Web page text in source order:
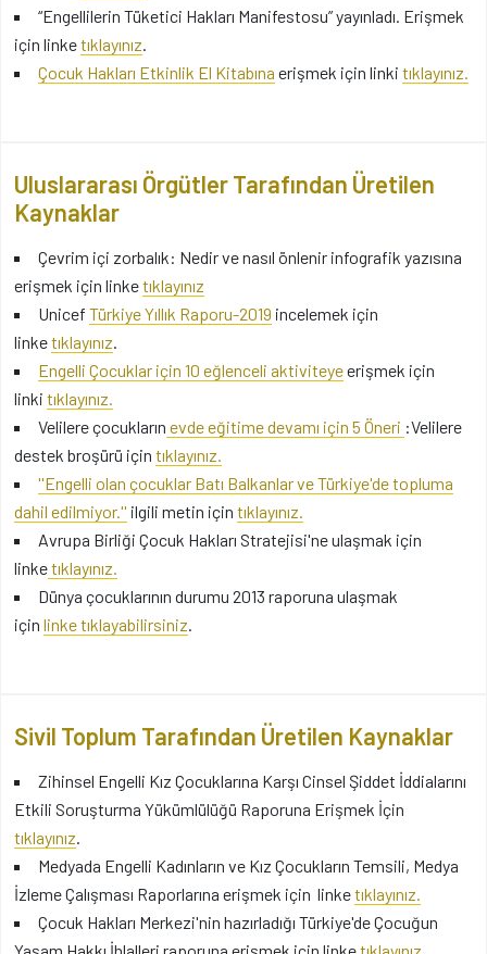
“Engellilerin Tüketici Hakları Manifestosu” yayınladı. Erişmek
için linketıklayınız.
Çocuk Hakları Etkinlik El Kitabına erişmek için linki tıklayınız.
Uluslararası Örgütler Tarafından Üretilen
Kaynaklar
Çevrim içi zorbalık: Nedir ve nasıl önlenir infografik yazısına
erişmek için linketıklayınız
Unicef Türkiye Yıllık Raporu-2019 incelemek için
linketıklayınız.
Engelli Çocuklar için 10 eğlenceli aktiviteyeerişmek için
linki tıklayınız.
Velilere çocukların evde eğitime devamı için 5 Öneri :Velilere
destek broşürü için tıklayınız.
''Engelli olan çocuklar Batı Balkanlar ve Türkiye'de topluma
dahil edilmiyor.'' ilgili metin için tıklayınız.
Avrupa Birliği Çocuk Hakları Stratejisi'ne ulaşmak için
linketıklayınız.
Dünya çocuklarının durumu 2013 raporuna ulaşmak
için linketıklayabilirsiniz.
Sivil Toplum Tarafından Üretilen Kaynaklar
Zihinsel Engelli Kız Çocuklarına Karşı Cinsel Şiddet İddialarını
Etkili Soruşturma Yükümlülüğü Raporuna Erişmek İçin
tıklayınız.
Medyada Engelli Kadınların ve Kız Çocukların Temsili, Medya
İzleme Çalışması Raporlarına erişmek için linketıklayınız.
Çocuk Hakları Merkezi'nin hazırladığı Türkiye'de Çocuğun